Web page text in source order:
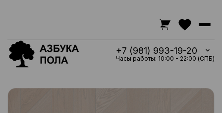
+7 (981) 993-19-20
Часы работы: 10:00 - 22:00 (СПБ)